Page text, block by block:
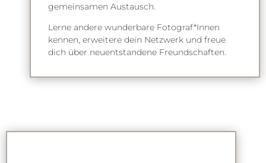
gemeinsamen Austausch.
Lerne andere wunderbare Fotograf*Innen
kennen, erweitere dein Netzwerk und freue
dich über neuentstandene Freundschaften.